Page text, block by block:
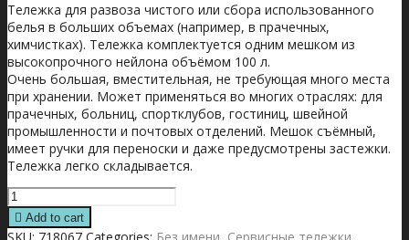
Тележка для развоза чистого или сбора использованного
белья в больших объемах (например, в прачечных,
химчистках). Тележка комплектуется одним мешком из
высокопрочного нейлона объёмом 100 л.
Очень большая, вместительная, не требующая много места
при хранении. Может применяться во многих отраслях: для
прачечных, больниц, спортклубов, гостиниц, швейной
промышленности и почтовых отделений. Мешок съёмный,
имеет ручки для переноски и даже предусмотрены застежки.
Тележка легко складывается.
Numatic
NX1001
quantity
Add to cart